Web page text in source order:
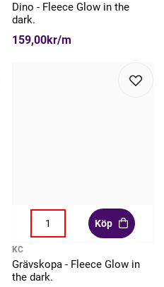
Dino - Fleece Glow in the
dark.
159,00kr/m
Köp
KC
Grävskopa - Fleece Glow in
the dark.